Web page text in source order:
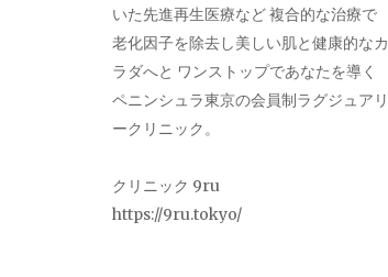
いた先進再生医療など 複合的な治療で
老化因子を除去し美しい肌と健康的なカ
ラダへと ワンストップであなたを導く
ペニンシュラ東京の会員制ラグジュアリ
ークリニック。
クリニック 9ru
https://9ru.tokyo/